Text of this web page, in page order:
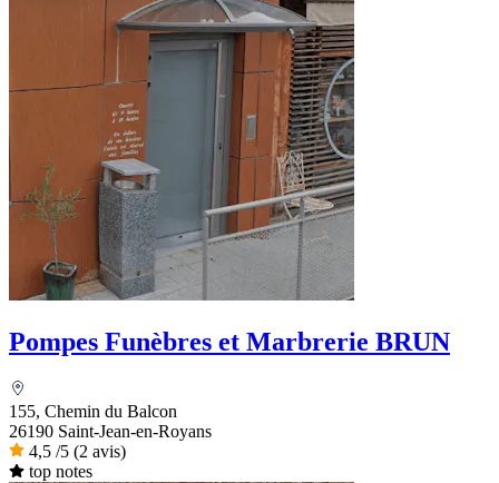
Pompes Funèbres et Marbrerie BRUN
155, Chemin du Balcon
26190 Saint-Jean-en-Royans
4,5 /5 (2 avis)
top notes